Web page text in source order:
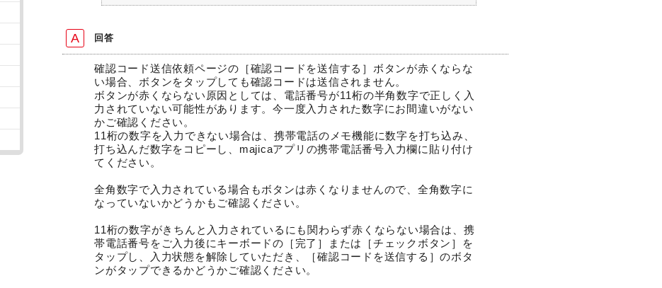
回答
確認コード送信依頼ページの［確認コードを送信する］ボタンが赤くならな
い場合、ボタンをタップしても確認コードは送信されません。
ボタンが赤くならない原因としては、電話番号が11桁の半角数字で正しく入
力されていない可能性があります。今一度入力された数字にお間違いがない
かご確認ください。
11桁の数字を入力できない場合は、携帯電話のメモ機能に数字を打ち込み、
打ち込んだ数字をコピーし、majicaアプリの携帯電話番号入力欄に貼り付け
てください。
全角数字で入力されている場合もボタンは赤くなりませんので、全角数字に
なっていないかどうかもご確認ください。
11桁の数字がきちんと入力されているにも関わらず赤くならない場合は、携
帯電話番号をご入力後にキーボードの［完了］または［チェックボタン］を
タップし、入力状態を解除していただき、［確認コードを送信する］のボタ
ンがタップできるかどうかご確認ください。